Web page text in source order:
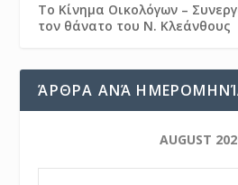
Το Κίνημα Οικολόγων –
τον θάνατο του Ν. Κλεάνθους
ΆΡΘΡΑ ΑΝΆ
AUGUST